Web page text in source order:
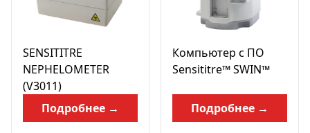
SENSITITRE
NEPHELOMETER
(V3011)
Подробнее →
Компьютер с ПО
Sensititre™ SWIN™
Подробнее →